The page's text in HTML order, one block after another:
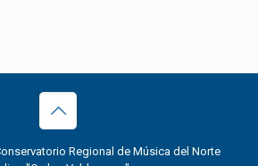
Regional de Música del Norte